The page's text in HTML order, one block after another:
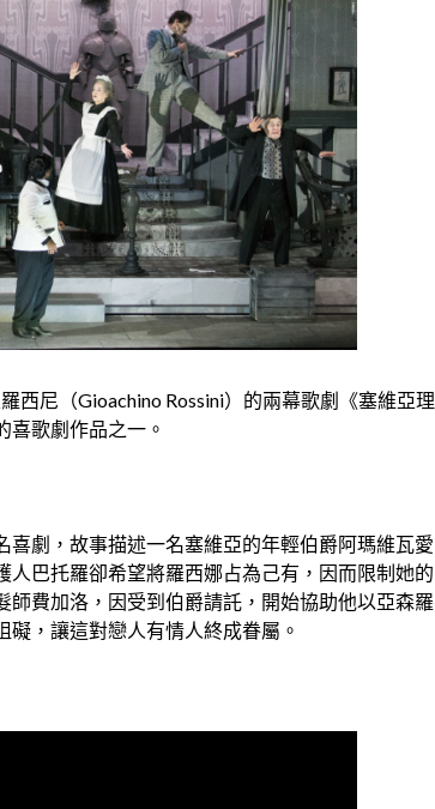
西尼（Gioachino Rossini）的兩幕歌劇《塞維亞理
喜歌劇作品之一。
喜劇，故事描述一名塞維亞的年輕伯爵阿瑪維瓦愛
人巴托羅卻希望將羅西娜占為己有，因而限制她的
費加洛，因受到伯爵請託，開始協助他以亞森羅
，讓這對戀人有情人終成眷屬。